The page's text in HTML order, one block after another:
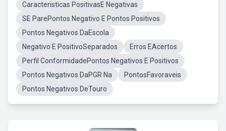
Caracteristicas PositivasE Negativas
SE ParePontos Negativo E Pontos Positivos
Pontos Negativos DaEscola
Negativo E PositivoSeparados
Erros EAcertos
Perfil ConformidadePontos Negativos E Positivos
Pontos Negativos DaPGR Na
PontosFavoraveis
Pontos Negativos DeTouro